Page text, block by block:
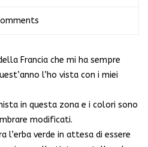
Francia che mi ha sempre
l’ho vista con i miei
in questa zona e i colori sono
modificati.
l’erba verde in attesa di essere